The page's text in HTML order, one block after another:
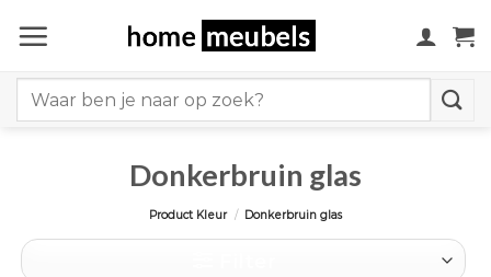
naar
for:
Donkerbruin glas
Product Kleur / Donkerbruin glas